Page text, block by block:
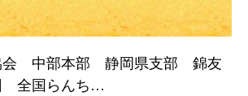
会 中部本部 静岡県支部 錦友
全国らんち…